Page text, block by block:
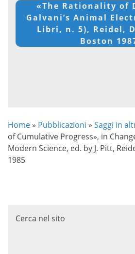
«The Rationality of
Galvani’s Animal
Libri, n. 5), Reidel,
Boston
Home » Pubblicazioni » Saggi in
of Cumulative Progress», in
Modern Science, ed. by J. Pitt,
1985
Cerca nel sito